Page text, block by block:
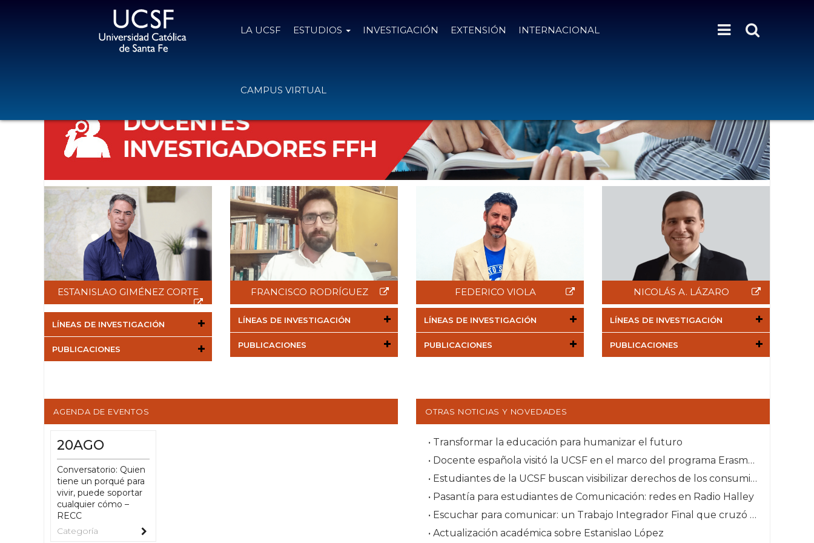
LA UCSF ESTUDIOS INVESTIGACIÓN EXTENSIÓN INTERNACIONAL
CAMPUS VIRTUAL
ESTANISLAO GIMÉNEZ CORTE
LÍNEAS DE INVESTIGACIÓN
PUBLICACIONES
FRANCISCO RODRÍGUEZ
LÍNEAS DE INVESTIGACIÓN
PUBLICACIONES
FEDERICO VIOLA
LÍNEAS DE INVESTIGACIÓN
PUBLICACIONES
NICOLÁS A. LÁZARO
LÍNEAS DE INVESTIGACIÓN
PUBLICACIONES
AGENDA DE EVENTOS
20AGO
Conversatorio: Quien
tiene un porqué para
vivir, puede soportar
cualquier cómo –
RECC
Categoría
OTRAS NOTICIAS Y NOVEDADES
• Transformar la educación para humanizar el futuro
• Docente española visitó la UCSF en el marco del programa Erasmus+ KA131
• Estudiantes de la UCSF buscan visibilizar derechos de los consumidores y usuarios
• Pasantía para estudiantes de Comunicación: redes en Radio Halley
• Escuchar para comunicar: un Trabajo Integrador Final que cruzó los muros de la cárcel
• Actualización académica sobre Estanislao López